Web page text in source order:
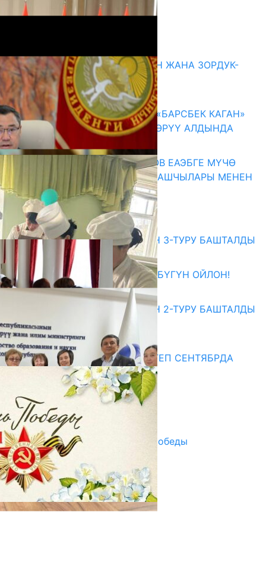
Комментарийлер
ГЕНДЕРДИК БАСМЫРЛООДОН ЖАНА ЗОРДУК-
ЗОМБУЛУКТАН КОРГОО
07.08.2026
КЫРГЫЗ ТАРЫХЫ ТАСМАДА: «БАРСБЕК КАГАН»
КӨРКӨМ ТАСМАСЫ ЖАРЫК КӨРҮҮ АЛДЫНДА
07.08.2026
ПРЕЗИДЕНТ САДЫР ЖАПАРОВ ЕАЭБГЕ МҮЧӨ
МАМЛЕКЕТТЕРДИН ӨКМӨТ БАШЧЫЛАРЫ МЕНЕН
ЖОЛУГУШТУ
07.08.2026
Абитуриент
ЖОЖДОРГО КАБЫЛ АЛУУНУН 3-ТУРУ БАШТАЛДЫ
27.07.2026
ӨЗҮҢДҮН КЕЛЕЧЕГИҢ ҮЧҮН БҮГҮН ОЙЛОН!
20.07.2026
ЖОЖДОРГО КАБЫЛ АЛУУНУН 2-ТУРУ БАШТАЛДЫ
20.07.2026
Медиа
СУЗАКТА 750 ОРУНДУУ МЕКТЕП СЕНТЯБРДА
ПАЙДАЛАНУУГА БЕРИЛЕТ
07.08.2025
Улуу Жеңиштин жандуу сөзү
29.04.2025
Награды в преддверии Дня Победы
29.04.2025